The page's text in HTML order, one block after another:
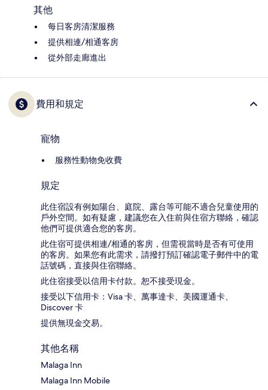
其他
每日客房清潔服務
提供相連/相通客房
從外部走廊進出
費用和規定
寵物
服務性動物免收費
規定
此住宿設有例如陽台、庭院、露台等可能不適合兒童使用的
戶外空間。如有疑慮，建議您在入住前與住宿方聯絡，確認
他們可提供適合您的客房。
此住宿可提供相連/相通的客房，但需視當時是否有可使用
的客房。如果您有此需求，請撥打預訂確認電子郵件中的電
話號碼，直接與住宿聯絡。
此住宿接受以信用卡付款。恕不接受現金。
接受以下信用卡：Visa 卡、萬事達卡、美國運通卡、
Discover 卡
提供無現金交易。
其他名稱
Malaga Inn
Malaga Inn Mobile